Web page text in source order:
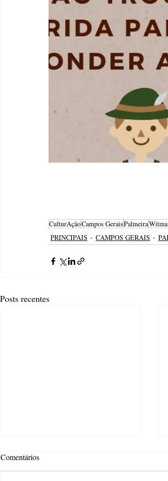
CulturAçãoCampos GeraisPalmeira
PRINCIPAIS
CAMPOS GERAIS
Posts recentes
Comentários